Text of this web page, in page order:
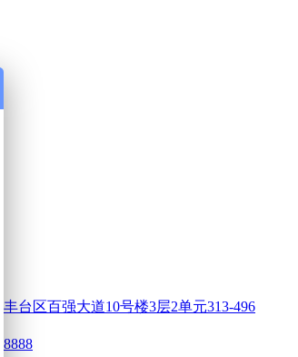
台区百强大道10号楼3层2单元313-496